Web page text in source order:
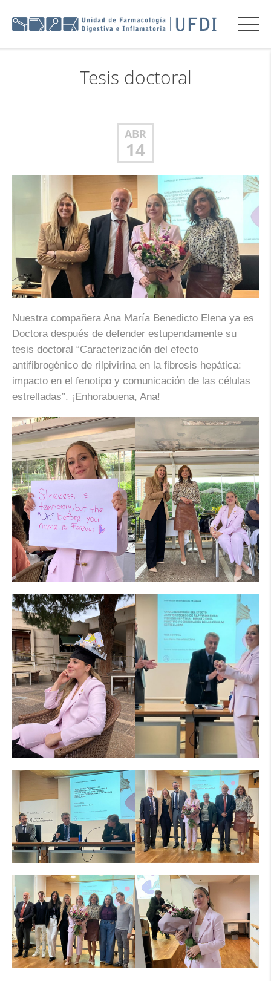
Tesis doctoral
ABR
14
Nuestra compañera Ana María Benedicto Elena ya es
Doctora después de defender estupendamente su
tesis doctoral “Caracterización del efecto
antifibrogénico de rilpivirina en la fibrosis hepática:
impacto en el fenotipo y comunicación de las células
estrelladas”. ¡Enhorabuena, Ana!